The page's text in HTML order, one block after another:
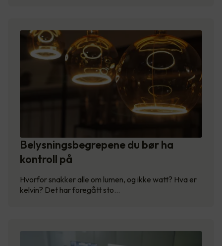
Belysningsbegrepene du bør ha
kontroll på
Hvorfor snakker alle om lumen, og ikke watt? Hva er
kelvin? Det har foregått sto…